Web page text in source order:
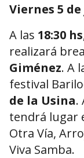
Viernes 5
A las 18:30 hs
realizará
Giménez. A
festival
de la Usina.
tendrá lugar
Otra Vía,
Viva Samba.